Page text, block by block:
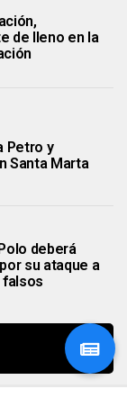
de lleno en la
Petro y
Santa Marta
deberá
su ataque a
falsos